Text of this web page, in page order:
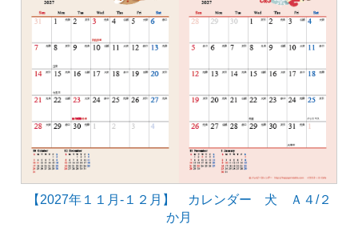
【2027年１１月-１２月】 カレンダー 犬 Ａ４/２
か月